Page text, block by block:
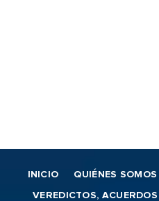
INICIO QUIÉNES SOMOS
VEREDICTOS,